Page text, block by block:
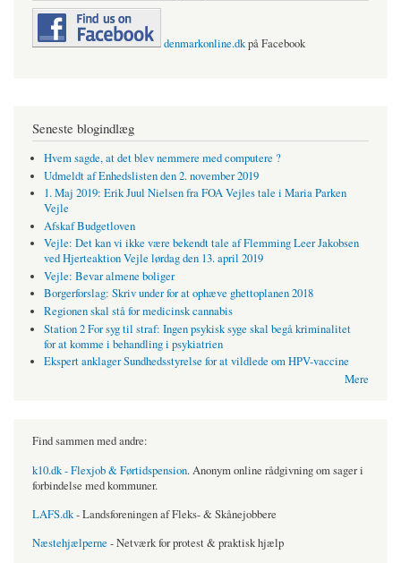
denmarkonline.dkpå Facebook
Seneste blogindlæg
Hvem sagde, at det blev nemmere med computere ?
Udmeldt af Enhedslisten den 2. november 2019
1. Maj 2019: Erik Juul Nielsen fra FOA Vejles tale i Maria Parken
Vejle
Afskaf Budgetloven
Vejle: Det kan vi ikke være bekendt tale af Flemming Leer Jakobsen
ved Hjerteaktion Vejle lørdag den 13. april 2019
Vejle: Bevar almene boliger
Borgerforslag: Skriv under for at ophæve ghettoplanen 2018
Regionen skal stå for medicinsk cannabis
Station 2 For syg til straf: Ingen psykisk syge skal begå kriminalitet
for at komme i behandling i psykiatrien
Ekspert anklager Sundhedsstyrelse for at vildlede om HPV-vaccine
Mere
Find sammen med andre:
k10.dk - Flexjob & Førtidspension. Anonym online rådgivning om sager i
forbindelse med kommuner.
LAFS.dk- Landsforeningen af Fleks- & Skånejobbere
Næstehjælperne - Netværk for protest & praktisk hjælp